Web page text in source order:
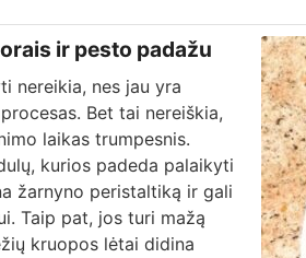
ir pesto padažu
nereikia, nes jau yra
Bet tai nereiškia,
laikas trumpesnis.
kurios padeda palaikyti
žarnyno peristaltiką ir gali
Taip pat, jos turi mažą
kruopos lėtai didina